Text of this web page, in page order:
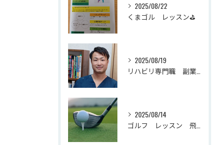
2025/08/22
くまゴル レッスン⛳
2025/08/19
2025/08/14